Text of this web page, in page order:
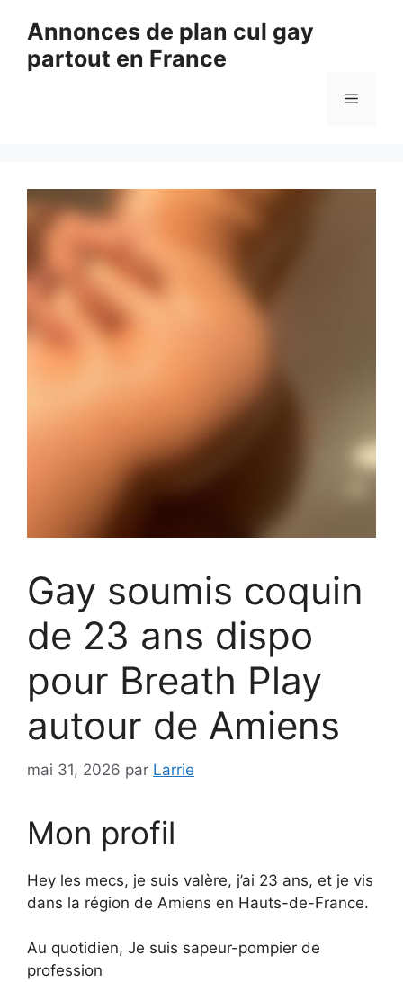
contenu
Annonces de plan cul gay
partout en France
Menu
Gay soumis coquin
de 23 ans dispo
pour Breath Play
autour de Amiens
mai 31, 2026 par Larrie
Mon profil
Hey les mecs, je suis valère, j’ai 23 ans, et je vis
dans la région de Amiens en Hauts-de-France.
Au quotidien, Je suis sapeur-pompier de
profession